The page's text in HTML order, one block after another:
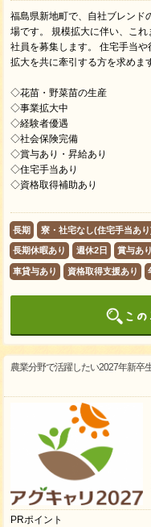
福島県新地町で、自社ブレンド
場です。 規模拡大に伴い、こ
社員を募集します。 住宅手当
拡大を共に牽引する方を求めま
◇花苗・野菜苗の生産
◇事業拡大中
◇経験者優遇
◇社会保険完備
◇賞与あり・昇給あり
◇住宅手当あり
◇資格取得補助あり
長期 寮・社宅なし(住宅手当あり
長期休暇あり 週休2日 賞与あり
車貸与あり 資格取得支援あり
農業分野で活躍したい2027年新卒
PRポイント